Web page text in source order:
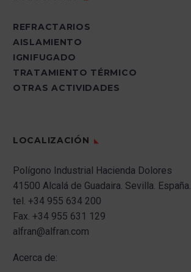
REFRACTARIOS
AISLAMIENTO
IGNIFUGADO
TRATAMIENTO TÉRMICO
OTRAS ACTIVIDADES
LOCALIZACIÓN
Polígono Industrial Hacienda Dolores
41500 Alcalá de Guadaira. Sevilla. España.
tel. +34 955 634 200
Fax. +34 955 631 129
alfran@alfran.com
Acerca de: